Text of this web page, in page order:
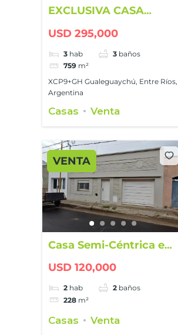
EXCLUSIVA CASA
GUALEGUAYCHÚ
COUNTRY CLUB
USD 295,000
3 hab 3 baños
759 m²
XCP9+GH Gualeguaychú, Entre Ríos,
Argentina
Casas Venta
VENTA
Casa Semi-Céntrica en
USD 120,000
2 hab 2 baños
228 m²
Casas Venta